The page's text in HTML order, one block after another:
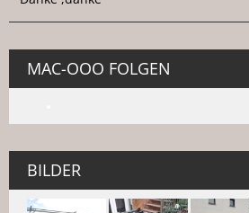
MAC-OOO FOLGEN
BILDER